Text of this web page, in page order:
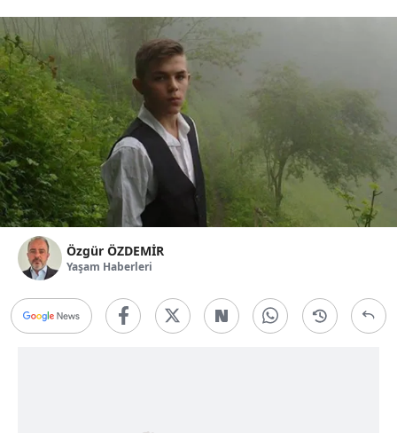
Özgür ÖZDEMİR
Yaşam Haberleri